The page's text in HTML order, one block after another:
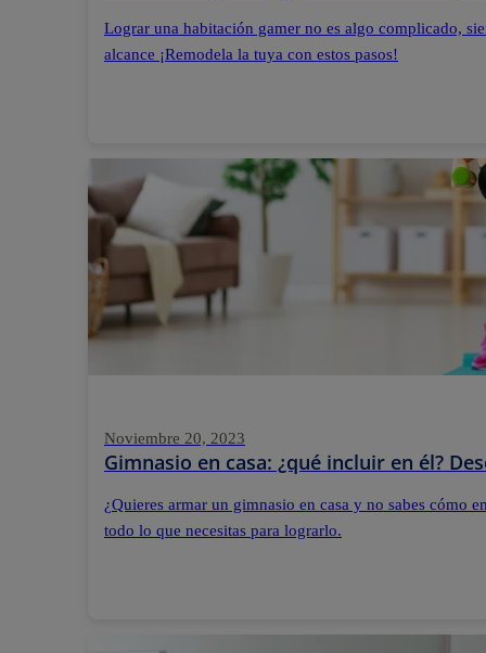
Lograr una habitación gamer no es algo complicado,
alcance ¡Remodela la tuya con estos pasos!
Noviembre 20, 2023
Gimnasio en casa: ¿qué incluir en él?
¿Quieres armar un gimnasio en casa y no sabes cómo
todo lo que necesitas para lograrlo.